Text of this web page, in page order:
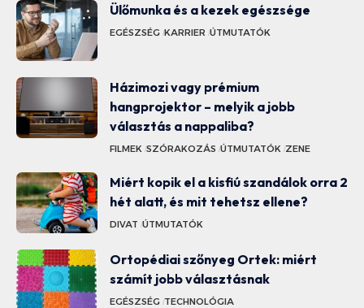
Ülőmunka és a kezek egészsége
EGÉSZSÉG KARRIER ÚTMUTATÓK
Házimozi vagy prémium
hangprojektor – melyik a jobb
választás a nappaliba?
FILMEK SZÓRAKOZÁS ÚTMUTATÓK ZENE
Miért kopik el a kisfiú szandálok orra 2
hét alatt, és mit tehetsz ellene?
DIVAT ÚTMUTATÓK
Ortopédiai szőnyeg Ortek: miért
számít jobb választásnak
EGÉSZSÉG TECHNOLÓGIA